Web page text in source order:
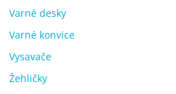
Varné desky
Varné konvice
Vysavače
Žehličky